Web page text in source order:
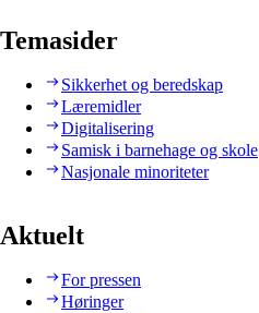
Temasider
Sikkerhet og beredskap
Læremidler
Digitalisering
Samisk i barnehage og skole
Nasjonale minoriteter
Aktuelt
For pressen
Høringer